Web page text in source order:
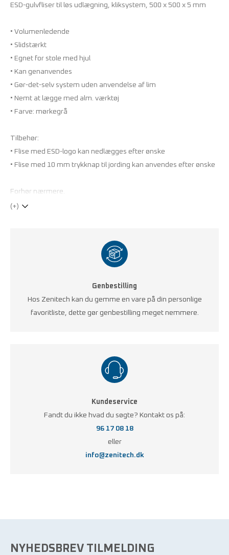
ESD-gulvfliser til løs udlægning, kliksystem, 500 x 500 x 5 mm
• Volumenledende
• Slidstærkt
• Egnet for stole med hjul
• Kan genanvendes
• Gør-det-selv system uden anvendelse af lim
• Nemt at lægge med alm. værktøj
• Farve: mørkegrå
Tilbehør:
• Flise med ESD-logo kan nedlægges efter ønske
• Flise med 10 mm trykknap til jording kan anvendes efter ønske
Forhør nærmere.
(+)
Genbestilling
Hos Zenitech kan du gemme en vare på din personlige
favoritliste, dette gør genbestilling meget nemmere.
Kundeservice
Fandt du ikke hvad du søgte? Kontakt os på:
96 17 08 18
eller
info@zenitech.dk
NYHEDSBREV TILMELDING